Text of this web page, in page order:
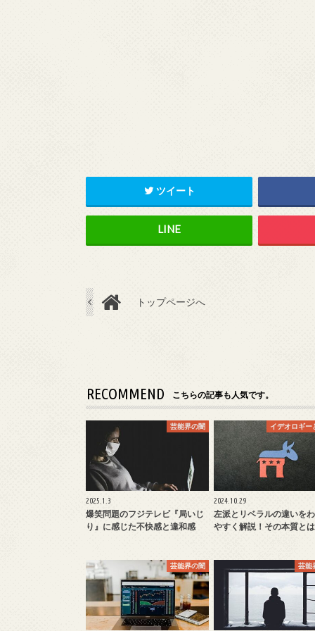
ツイート
トップページへ
RECOMMEND こちらの記事も人気です。
芸能界の闇
2025.1.3
爆笑問題のフジテレビ『局いじ
り』に感じた不快感と違和感
イデオロギー
2024.10.29
左派とリベラルの違いを
やすく解説！その本質と
芸能界の闇 芸能